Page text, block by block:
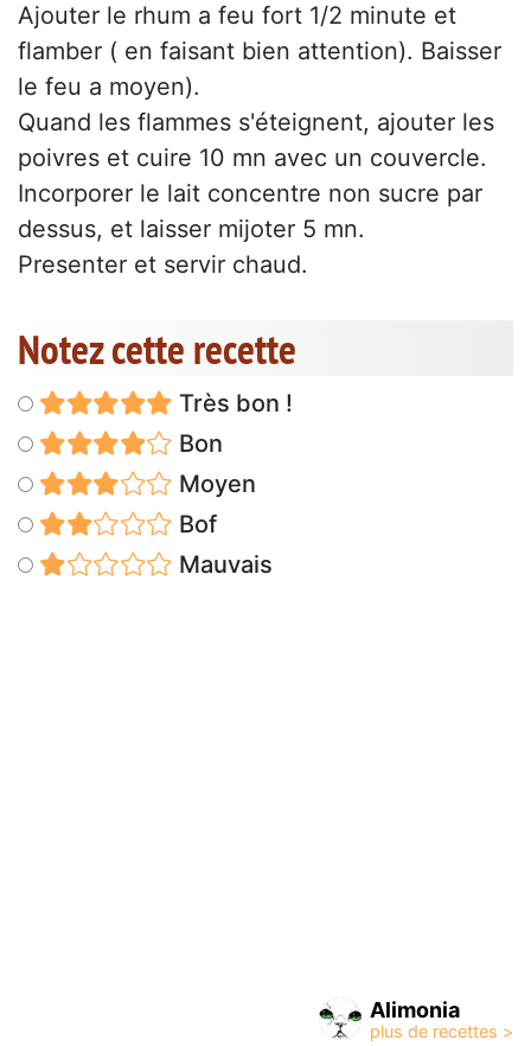
Ajouter le rhum a feu fort 1/2 minute et
flamber ( en faisant bien attention). Baisser
le feu a moyen).
Quand les flammes s'éteignent, ajouter les
poivres et cuire 10 mn avec un couvercle.
Incorporer le lait concentre non sucre par
dessus, et laisser mijoter 5 mn.
Presenter et servir chaud.
Notez cette recette
Très bon !
Bon
Moyen
Bof
Mauvais
Alimonia